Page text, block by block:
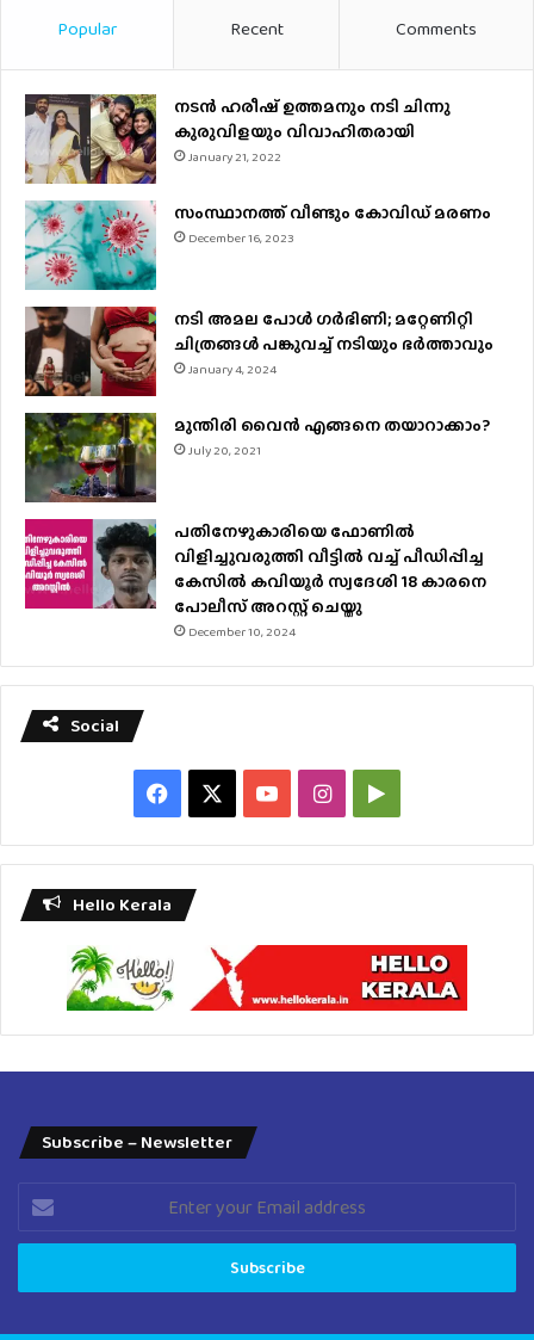
Popular Recent Comments
നടന്‍ ഹരീഷ് ഉത്തമനും നടി ചിന്നു
കുരുവിളയും വിവാഹിതരായി
January 21, 2022
സംസ്ഥാനത്ത് വീണ്ടും കോവിഡ് മരണം
December 16, 2023
നടി അമല പോൾ ​ഗർഭിണി; മറ്റേണിറ്റി
ചിത്രങ്ങള്‍ പങ്കുവച്ച് നടിയും ഭർത്താവും
January 4, 2024
മുന്തിരി വൈന്‍ എങ്ങനെ തയാറാക്കാം?
July 20, 2021
പതിനേഴുകാരിയെ ഫോണിൽ
വിളിച്ചുവരുത്തി വീട്ടിൽ വച്ച് പീഡിപ്പിച്ച
കേസിൽ കവിയൂർ സ്വദേശി 18 കാരനെ
പോലീസ് അറസ്റ്റ് ചെയ്തു
December 10, 2024
Social
Facebook YouTubeInstagramGoogle
Play
Hello Kerala
Subscribe – Newsletter
your
Email